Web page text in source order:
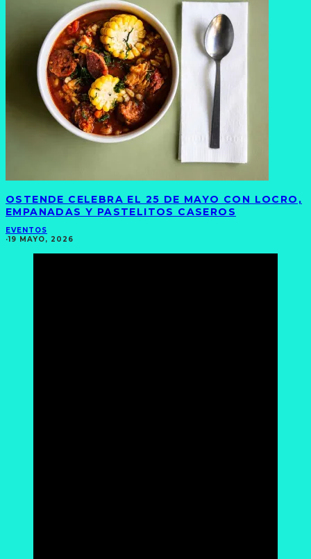
OSTENDE CELEBRA EL 25 DE MAYO CON LOCRO,
EMPANADAS Y PASTELITOS CASEROS
EVENTOS
·19 MAYO, 2026